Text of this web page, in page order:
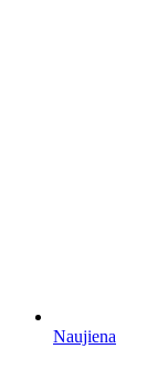
Naujiena